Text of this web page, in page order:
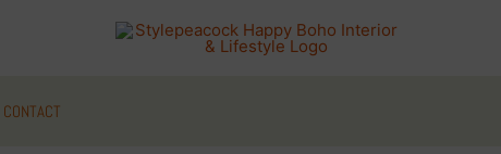
CONTACT